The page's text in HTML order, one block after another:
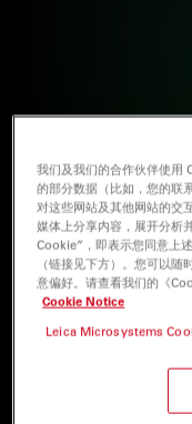
我们及我们的合作伙伴使用
的部分数据（比如，您的联
对这些网站及其他网站的交
媒体上分享内容，展开分析
Cookie”，即表示您同意上
（链接见下方）。您可以
意偏好。请查看我们的《
Cookie Notice
Leica Microsystems